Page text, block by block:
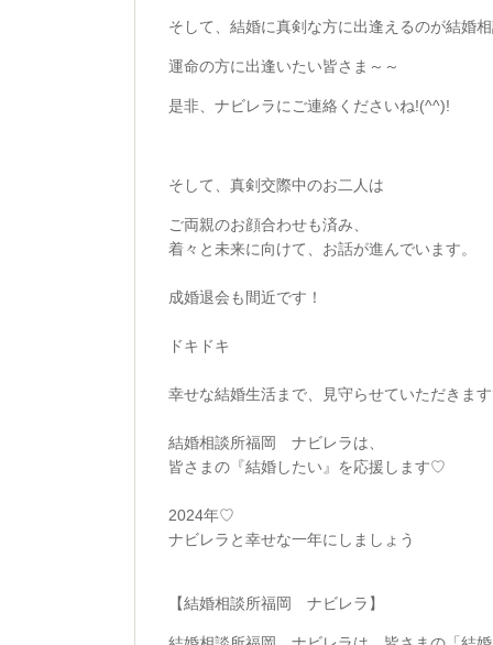
そして、結婚に真剣な方に出逢えるのが結婚
運命の方に出逢いたい皆さま～～
是非、ナビレラにご連絡くださいね!(^^)!
そして、真剣交際中のお二人は
ご両親のお顔合わせも済み、
着々と未来に向けて、お話が進んでいます。
成婚退会も間近です！
ドキドキ
幸せな結婚生活まで、見守らせていただきます
結婚相談所福岡 ナビレラは、
皆さまの『結婚したい』を応援します♡
2024年♡
ナビレラと幸せな一年にしましょう
【結婚相談所福岡 ナビレラ】